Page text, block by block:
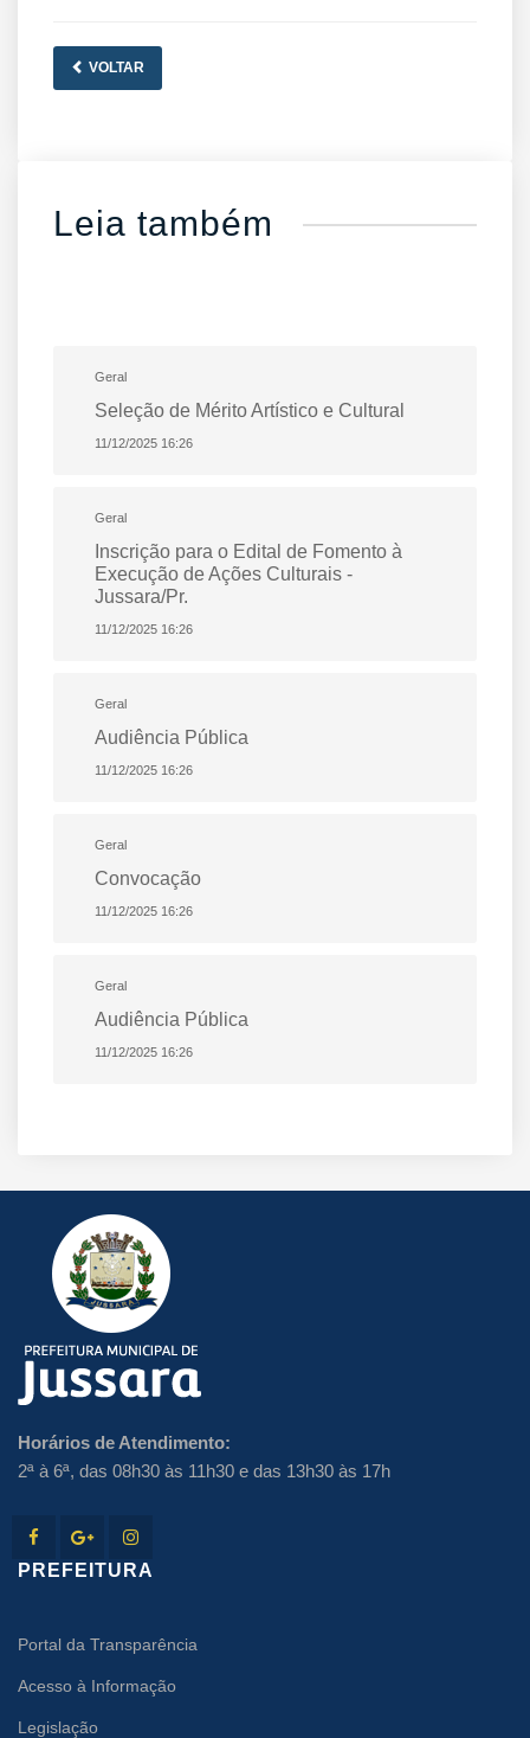
VOLTAR
Leia também
Geral
Seleção de Mérito Artístico e Cultural
11/12/2025 16:26
Geral
Inscrição para o Edital de Fomento à
Execução de Ações Culturais -
Jussara/Pr.
11/12/2025 16:26
Geral
Audiência Pública
11/12/2025 16:26
Geral
Convocação
11/12/2025 16:26
Geral
Audiência Pública
11/12/2025 16:26
Horários de Atendimento:
2ª à 6ª, das 08h30 às 11h30 e das 13h30 às 17h
PREFEITURA
Portal da Transparência
Acesso à Informação
Legislação